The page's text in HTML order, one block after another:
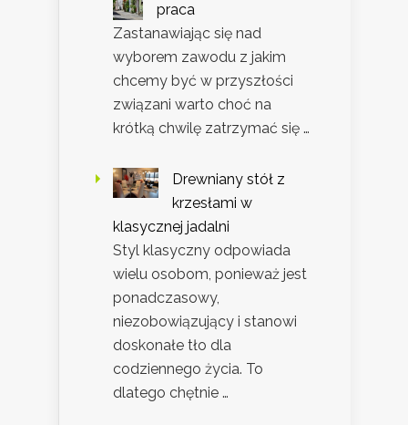
praca
Zastanawiając się nad
wyborem zawodu z jakim
chcemy być w przyszłości
związani warto choć na
krótką chwilę zatrzymać się …
Drewniany stół z
krzesłami w
klasycznej jadalni
Styl klasyczny odpowiada
wielu osobom, ponieważ jest
ponadczasowy,
niezobowiązujący i stanowi
doskonałe tło dla
codziennego życia. To
dlatego chętnie …